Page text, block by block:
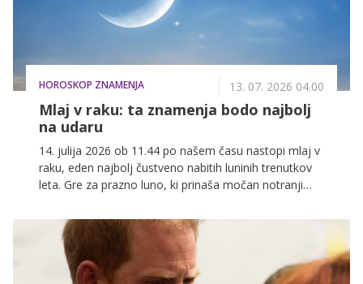
HOROSKOP ZNAMENJA 13. 07. 2026 04.00
Mlaj v raku: ta znamenja bodo najbolj
na udaru
14. julija 2026 ob 11.44 po našem času nastopi mlaj v
raku, eden najbolj čustveno nabitih luninih trenutkov
leta. Gre za prazno luno, ki prinaša močan notranji
začetek na področjih doma, družine in osebnih
čustvenih temeljev.